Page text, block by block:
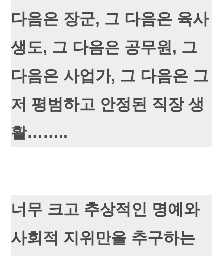
다음은 장군, 그 다음은 육사
생도, 그 다음은 공무원, 그
다음은 사업가, 그 다음은 그
저 평범하고 안정된 직장 생
활……..
너무 크고 추상적인 명예와
사회적 지위만을 추구하는